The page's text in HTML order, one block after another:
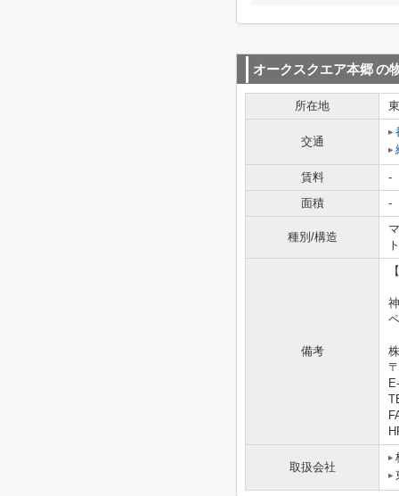
オークスクエア本郷の
所在地
交通
賃料
-
面積
-
種別/構造
ト
備考
取扱会社